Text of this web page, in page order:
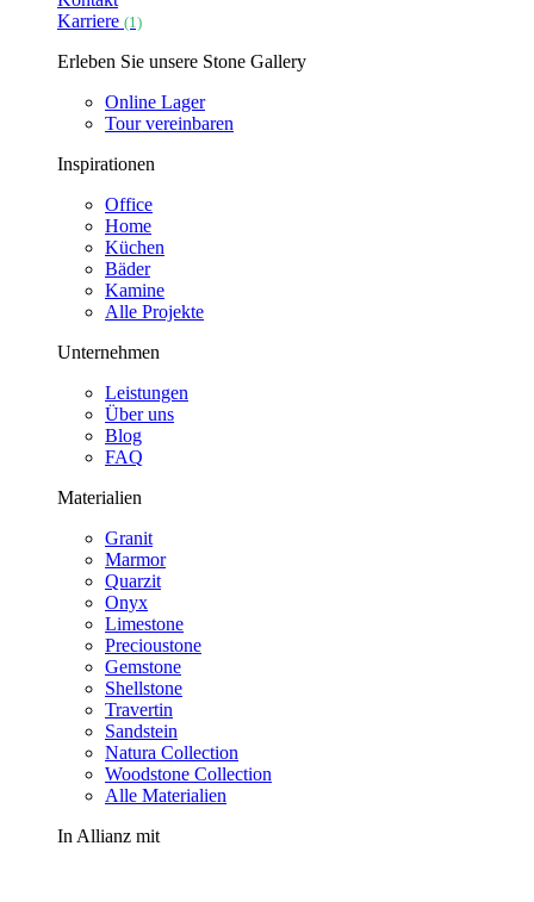
Karriere (1)
Erleben Sie unsere Stone Gallery
Online Lager
Tour vereinbaren
Inspirationen
Office
Home
Küchen
Bäder
Kamine
Alle Projekte
Unternehmen
Leistungen
Über uns
Blog
FAQ
Materialien
Granit
Marmor
Quarzit
Onyx
Limestone
Precioustone
Gemstone
Shellstone
Travertin
Sandstein
Natura Collection
Woodstone Collection
Alle Materialien
In Allianz mit